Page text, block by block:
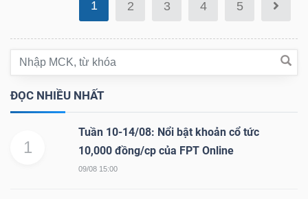
1 2 3 4 5
ĐỌC NHIỀU NHẤT
1
Tuần 10-14/08: Nổi bật khoản cổ tức
10,000 đồng/cp của FPT Online
09/08 15:00
(-)
Dịch